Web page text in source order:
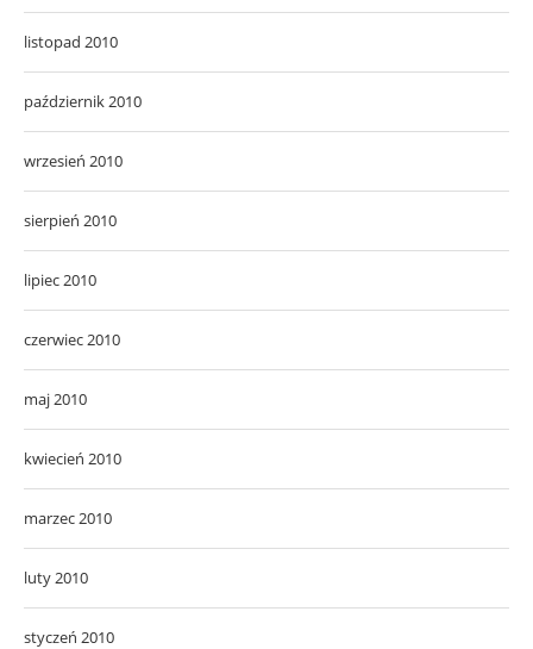
listopad 2010
październik 2010
wrzesień 2010
sierpień 2010
lipiec 2010
czerwiec 2010
maj 2010
kwiecień 2010
marzec 2010
luty 2010
styczeń 2010